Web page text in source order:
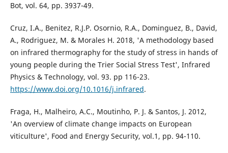
Bot, vol. 64, pp. 3937-49.
Cruz, I.A., Benitez, R.J.P. Osornio, R.A., Dominguez, B., David,
A., Rodriguez, M. & Morales H. 2018, 'A methodology based
on infrared thermography for the study of stress in hands of
young people during the Trier Social Stress Test', Infrared
Physics & Technology, vol. 93. pp 116-23.
https://www.doi.org/10.1016/j.infrared.
Fraga, H., Malheiro, A.C., Moutinho, P. J. & Santos, J. 2012,
'An overview of climate change impacts on European
viticulture', Food and Energy Security, vol.1, pp. 94-110.